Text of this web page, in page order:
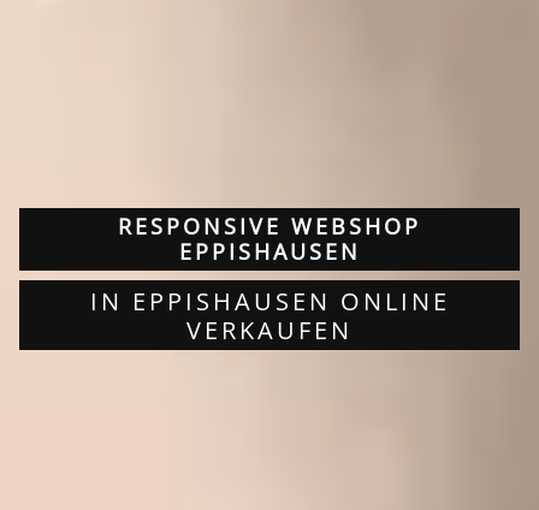
RESPONSIVE WEBSHOP
EPPISHAUSEN
IN EPPISHAUSEN ONLINE
VERKAUFEN